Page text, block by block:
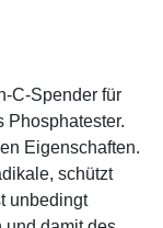
C-Spender für
Phosphatester.
Eigenschaften.
schützt
unbedingt